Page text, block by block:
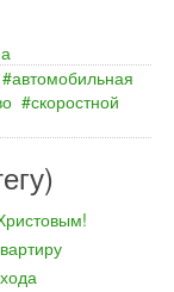
автомобильная
скоростной